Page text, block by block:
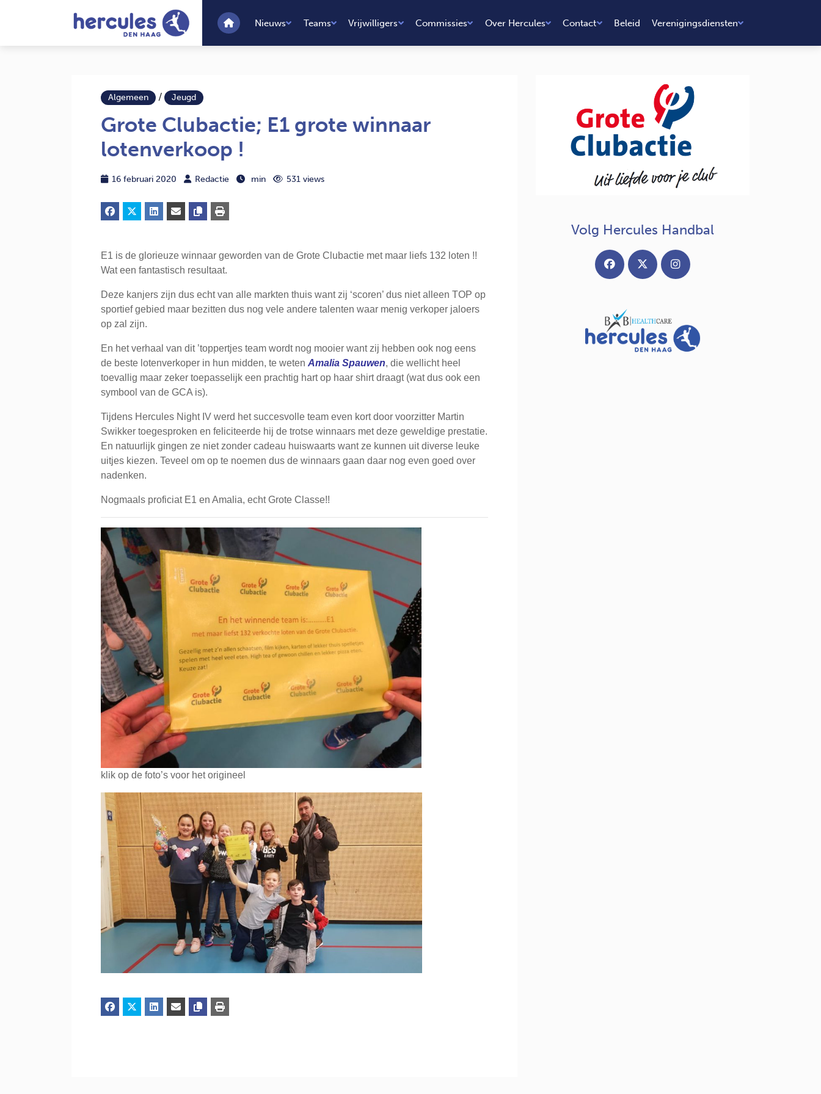
Nieuws Teams Vrijwilligers Commissies Over Hercules Contact Beleid Verenigingsdiensten
Algemeen / Jeugd
Grote Clubactie; E1 grote winnaar
lotenverkoop !
16 februari 2020 Redactie min 531 views
E1 is de glorieuze winnaar geworden van de Grote Clubactie met maar liefs 132 loten !!
Wat een fantastisch resultaat.
Deze kanjers zijn dus echt van alle markten thuis want zij ‘scoren’ dus niet alleen TOP op
sportief gebied maar bezitten dus nog vele andere talenten waar menig verkoper jaloers
op zal zijn.
En het verhaal van dit ’toppertjes team wordt nog mooier want zij hebben ook nog eens
de beste lotenverkoper in hun midden, te weten Amalia Spauwen, die wellicht heel
toevallig maar zeker toepasselijk een prachtig hart op haar shirt draagt (wat dus ook een
symbool van de GCA is).
Tijdens Hercules Night IV werd het succesvolle team even kort door voorzitter Martin
Swikker toegesproken en feliciteerde hij de trotse winnaars met deze geweldige prestatie.
En natuurlijk gingen ze niet zonder cadeau huiswaarts want ze kunnen uit diverse leuke
uitjes kiezen. Teveel om op te noemen dus de winnaars gaan daar nog even goed over
nadenken.
Nogmaals proficiat E1 en Amalia, echt Grote Classe!!
klik op de foto’s voor het origineel
Volg Hercules Handbal